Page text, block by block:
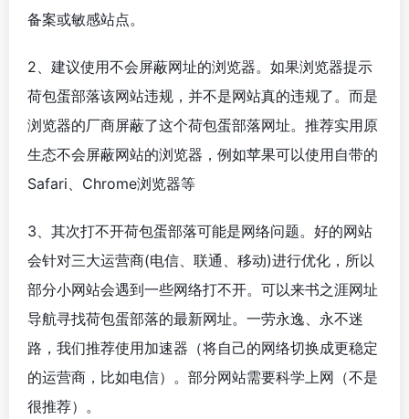
备案或敏感站点。
2、建议使用不会屏蔽网址的浏览器。如果浏览器提示
荷包蛋部落该网站违规，并不是网站真的违规了。而是
浏览器的厂商屏蔽了这个荷包蛋部落网址。推荐实用原
生态不会屏蔽网站的浏览器，例如苹果可以使用自带的
Safari、Chrome浏览器等
3、其次打不开荷包蛋部落可能是网络问题。好的网站
会针对三大运营商(电信、联通、移动)进行优化，所以
部分小网站会遇到一些网络打不开。可以来书之涯网址
导航寻找荷包蛋部落的最新网址。一劳永逸、永不迷
路，我们推荐使用加速器（将自己的网络切换成更稳定
的运营商，比如电信）。部分网站需要科学上网（不是
很推荐）。